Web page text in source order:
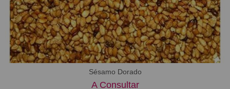
Sésamo Dorado
A Consultar